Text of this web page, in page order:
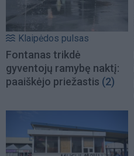
Klaipėdos pulsas
Fontanas trikdė
gyventojų ramybę naktį:
paaiškėjo priežastis (2)